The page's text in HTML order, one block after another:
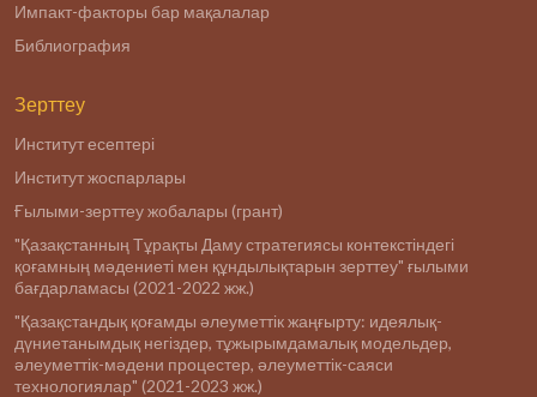
Импакт-факторы бар мақалалар
Библиография
Зерттеу
Институт есептері
Институт жоспарлары
Ғылыми-зерттеу жобалары (грант)
"Қазақстанның Тұрақты Даму стратегиясы контекстіндегі
қоғамның мәдениеті мен құндылықтарын зерттеу" ғылыми
бағдарламасы (2021-2022 жж.)
"Қазақстандық қоғамды әлеуметтік жаңғырту: идеялық-
дүниетанымдық негіздер, тұжырымдамалық модельдер,
әлеуметтік-мәдени процестер, әлеуметтік-саяси
технологиялар" (2021-2023 жж.)